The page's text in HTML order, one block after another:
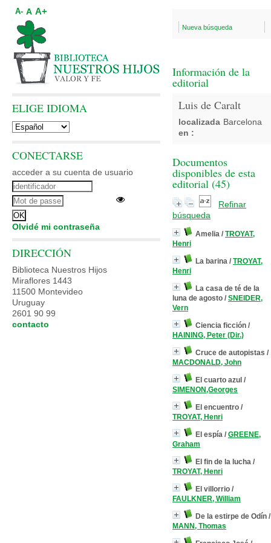
Nueva búsqueda
Información de la
editorial
Luis de Caralt
localizada
en :
Barcelona
Documentos
disponibles de esta
editorial (45)
Refinar
búsqueda
Amelia / TROYAT,
Henri
La barina / TROYAT,
Henri
La casa de té de la
luna de agosto / SNEIDER,
Vern
Ciencia ficción /
HAINING, Peter (Dir.)
Cruce de autopistas /
MACDONALD, John
El cuarto azul /
SIMENON,Georges
El encuentro /
TROYAT, Henri
El espía / GREENE,
Graham
El fin de la lucha /
TROYAT, Henri
El villorrio /
FAULKNER, William
De la estirpe de Odín /
MANN, Thomas
A- A A+
ELIGE IDIOMA
CONECTARSE
acceder a su cuenta de usuario
Olvidé mi contraseña
DIRECCIÓN
Biblioteca Nuestros Hijos
Miraflores 1443
11500 Montevideo
Uruguay
2601 90 99
contacto